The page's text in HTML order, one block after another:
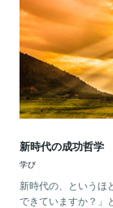
新時代の成功哲学
学び
新時代の、というほ
できていますか？」